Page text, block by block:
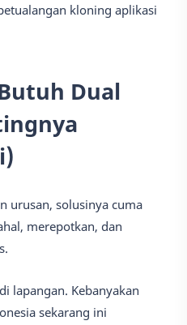
kloning aplikasi
Dual
urusan, solusinya cuma
merepotkan, dan
lapangan. Kebanyakan
sekarang ini